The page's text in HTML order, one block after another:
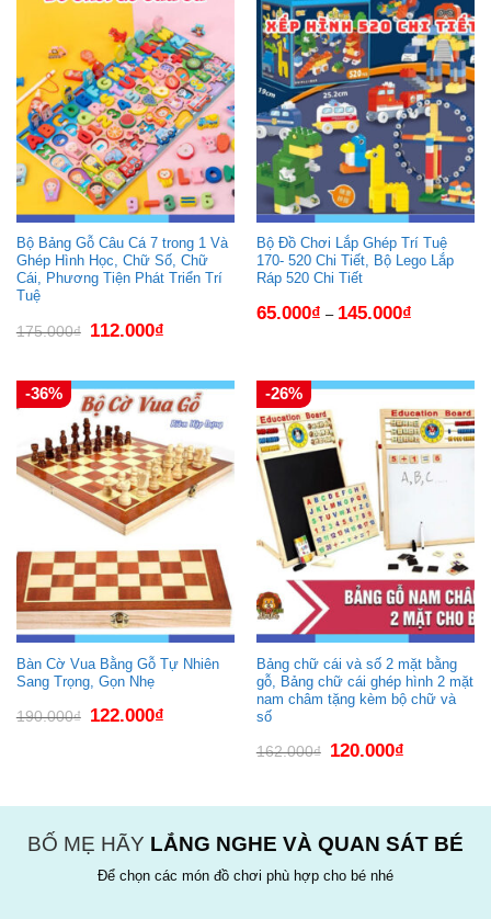
Bộ Bảng Gỗ Câu Cá 7 trong 1 Và
Ghép Hình Học, Chữ Số, Chữ
Cái, Phương Tiện Phát Triển Trí
Tuệ
175.000₫
Giá
gốc
112.000₫Giá
hiện
112.000₫.
Bộ Đồ Chơi Lắp Ghép Trí Tuệ
170- 520 Chi Tiết, Bộ Lego Lắp
Ráp 520 Chi Tiết
65.000₫ – 145.000₫
-36%
Bàn Cờ Vua Bằng Gỗ Tự Nhiên
Sang Trọng, Gọn Nhẹ
190.000₫
Giá
gốc
122.000₫Giá
hiện
-26%
Bảng chữ cái và số 2 mặt bằng
gỗ, Bảng chữ cái ghép hình 2 mặt
nam châm tặng kèm bộ chữ và
số
162.000₫
Giá
gốc
120.000₫Giá
hiện
BỐ MẸ HÃY LẮNG NGHE VÀ QUAN SÁT BÉ
Để chọn các món đồ chơi phù hợp cho bé nhé